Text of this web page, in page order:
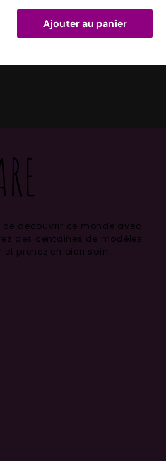
Ajouter au panier
de découvrir ce monde avec
des centaines de modèles
prenez en bien soin .